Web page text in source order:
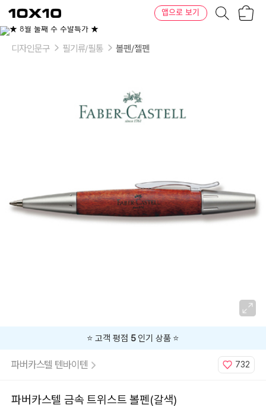
텐
바
텐
앱으로 보기
디자인문구 필기류/필통 볼펜/젤펜
⭐️ 고객 평점 5인기 상품 ⭐️
파버카스텔 텐바이텐 732
파버카스텔 금속 트위스트 볼펜(갈색)